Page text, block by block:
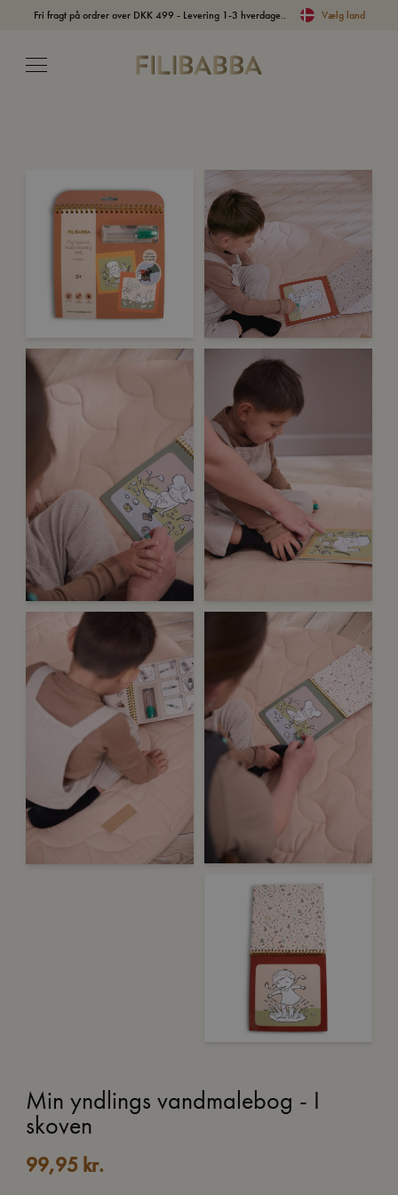
Fri fragt på ordrer over DKK 499 - Levering 1-3 hverdage.. Vælg land
Min yndlings vandmalebog - I
skoven
99,95 kr.